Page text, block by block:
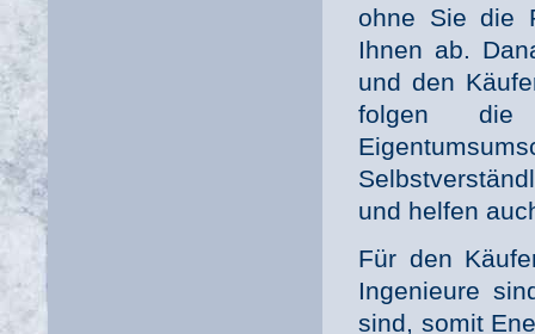
ohne Sie die
Ihnen ab.
und den
folgen die
und helfen
Für den
Ingenieure
sind, somit